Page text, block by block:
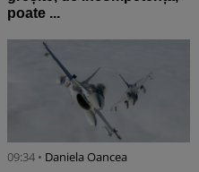
poate ...
09:34 • Daniela Oancea